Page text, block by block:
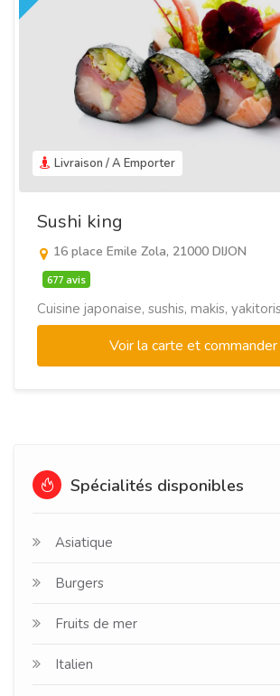
Livraison / A Emporter
Sushi king
16 place Emile Zola, 21000 DIJON
677 avis
Cuisine japonaise, sushis, makis, yakitoris
Voir la carte et commander
Spécialités disponibles
Asiatique
Burgers
Fruits de mer
Italien